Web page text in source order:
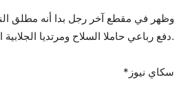
وظهر في مقطع آخر رجل بدا أنه مطلق
دفع رباعي حاملا السلاح ومرتديا الجلابية التقليدية.
*سكاي نيوز